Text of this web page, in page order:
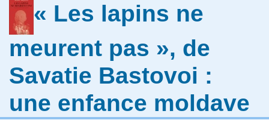
« Les lapins ne
meurent pas », de
Savatie Bastovoi :
une enfance moldave